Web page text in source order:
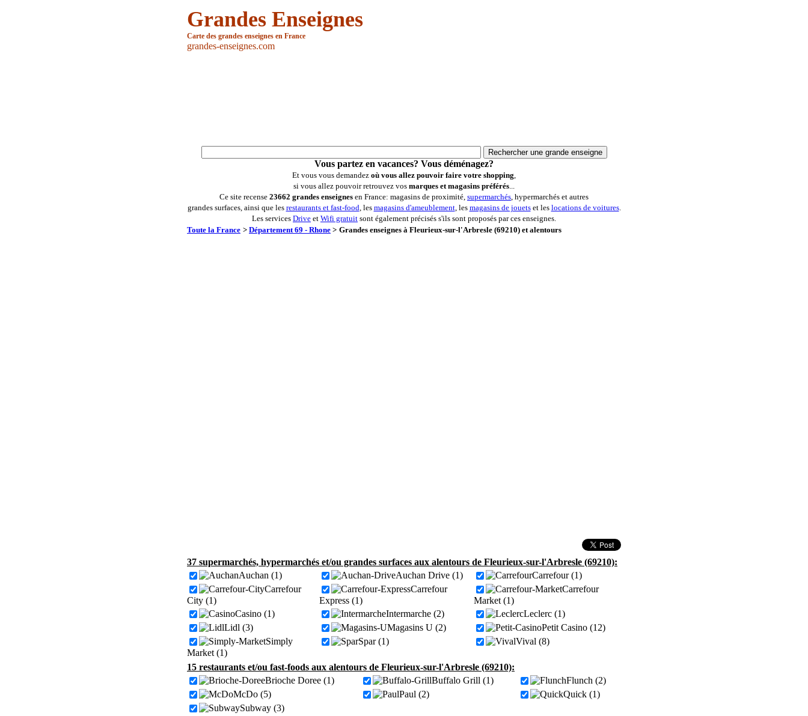
Grandes Enseignes
Carte des grandes enseignes en France
grandes-enseignes.com
Vous partez en vacances? Vous déménagez?
Et vous vous demandez où vous allez pouvoir faire votre shopping,
si vous allez pouvoir retrouvez vos marques et magasins préférés...
Ce site recense 23662 grandes enseignes en France: magasins de proximité, supermarchés, hypermarchés et autres
grandes surfaces, ainsi que les restaurants et fast-food, les magasins d'ameublement, les magasins de jouetset les locations de voitures.
Les services Drive et Wifi gratuit sont également précisés s'ils sont proposés par ces enseignes.
Toute la France > Département 69 - Rhone > Grandes enseignes à Fleurieux-sur-l'Arbresle (69210) et alentours
37 supermarchés, hypermarchés et/ou grandes surfaces aux alentours de Fleurieux-sur-l'Arbresle (69210):
Auchan (1)
Auchan Drive (1)
Carrefour (1)
Carrefour
City (1)
Carrefour
Express (1)
Carrefour
Market (1)
Casino (1)
Intermarche (2)
Leclerc (1)
Lidl (3)
Magasins U (2)
Petit Casino (12)
Simply
Market (1)
Spar (1) Vival (8)
15 restaurants et/ou fast-foods aux alentours de Fleurieux-sur-l'Arbresle (69210):
Brioche Doree (1)
Buffalo Grill (1)
Flunch (2)
McDo (5)
Paul (2)
Quick (1)
Subway (3)